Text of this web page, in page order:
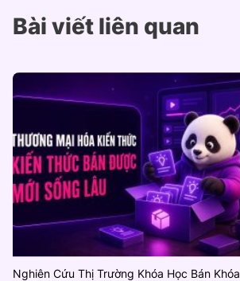
Bài viết liên quan
Nghiên Cứu Thị Trường Khóa Học Bán Khóa